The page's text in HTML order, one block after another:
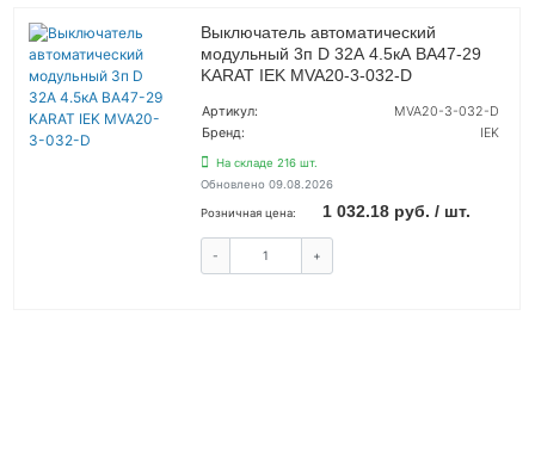
Выключатель автоматический
модульный 3п D 32А 4.5кА ВА47-29
KARAT IEK MVA20-3-032-D
Артикул:
MVA20-3-032-D
Бренд:
IEK
На складе 216 шт.
Обновлено 09.08.2026
Розничная цена: 1 032.18 руб. / шт.
- +